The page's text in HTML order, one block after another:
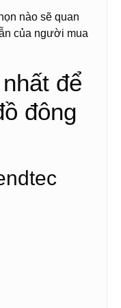
nào sẽ quan
của người mua
để
đông